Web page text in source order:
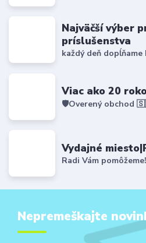
Najväčší výber
príslušenstva
každý deň
Viac ako 20
🛡️Overený obchod
Vydajné
Radi Vám
Nepremeškajte